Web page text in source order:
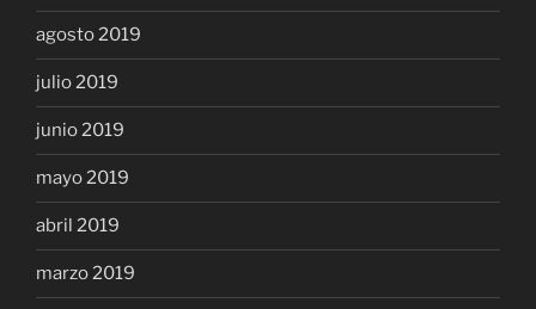
agosto 2019
julio 2019
junio 2019
mayo 2019
abril 2019
marzo 2019